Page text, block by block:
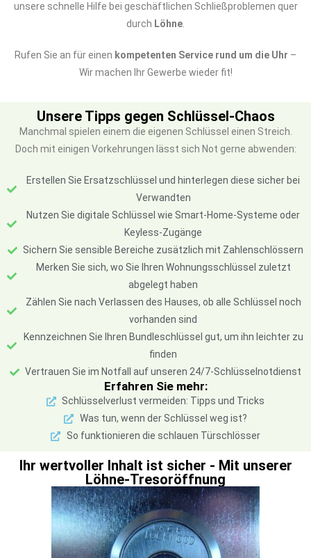
unsere schnelle Hilfe bei geschäftlichen Schließproblemen quer
durch Löhne
Rufen Sie an für einen kompetenten Service rund um die Uhr –
Wir machen Ihr Gewerbe wieder fit!
Unsere Tipps gegen Schlüssel-Chaos
Manchmal spielen einem die eigenen Schlüssel einen Streich.
Doch mit einigen Vorkehrungen lässt sich Not gerne abwenden:
Erstellen Sie Ersatzschlüssel und hinterlegen diese sicher bei
Verwandten
Nutzen Sie digitale Schlüssel wie Smart-Home-Systeme oder
Keyless-Zugänge
Sichern Sie sensible Bereiche zusätzlich mit Zahlenschlössern
Merken Sie sich, wo Sie Ihren Wohnungsschlüssel zuletzt
abgelegt haben
Zählen Sie nach Verlassen des Hauses, ob alle Schlüssel noch
vorhanden sind
Kennzeichnen Sie Ihren Bundleschlüssel gut, um ihn leichter zu
finden
Vertrauen Sie im Notfall auf unseren 24/7-Schlüsselnotdienst
Erfahren Sie mehr:
Schlüsselverlust vermeiden: Tipps und Tricks
Was tun, wenn der Schlüssel weg ist?
So funktionieren die schlauen Türschlösser
Ihr wertvoller Inhalt ist sicher - Mit unserer
Löhne-Tresoröffnung